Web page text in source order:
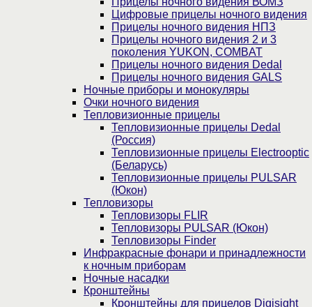
Цифровые прицелы ночного видения
Прицелы ночного видения НПЗ
Прицелы ночного видения 2 и 3
поколения YUKON, COMBAT
Прицелы ночного видения Dedal
Прицелы ночного видения GALS
Ночные приборы и монокуляры
Очки ночного видения
Тепловизионные прицелы
Тепловизионные прицелы Dedal
(Россия)
Тепловизионные прицелы Electrooptic
(Беларусь)
Тепловизионные прицелы PULSAR
(Юкон)
Тепловизоры
Тепловизоры FLIR
Тепловизоры PULSAR (Юкон)
Тепловизоры Finder
Инфракрасные фонари и принадлежности
к ночным приборам
Ночные насадки
Кронштейны
Кронштейны для прицелов Digisight